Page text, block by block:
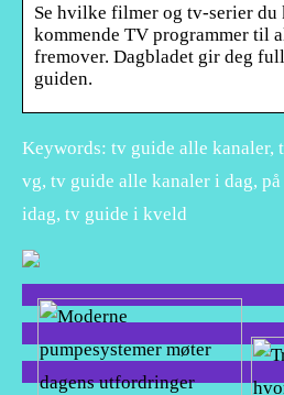
Se hvilke filmer og tv-serier du
kommende TV programmer til
fremover. Dagbladet gir deg
guiden.
Keywords: tv guide alle kanaler,
vg, tv guide alle kanaler i dag,
idag, tv guide i kveld